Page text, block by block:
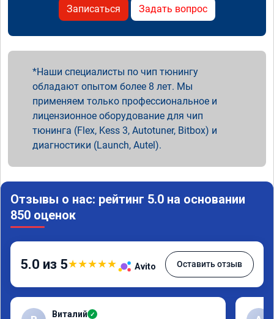
Записаться Задать вопрос
Наши специалисты по чип тюнингу
обладают опытом более 8 лет. Мы
применяем только профессиональное и
лицензионное оборудование для чип
тюнинга (Flex, Kess 3, Autotuner, Bitbox) и
диагностики (Launch, Autel).
Отзывы о нас: рейтинг 5.0 на основании
850 оценок
5.0 из 5★★★★★ Avito Оставить отзыв
Виталий ✓